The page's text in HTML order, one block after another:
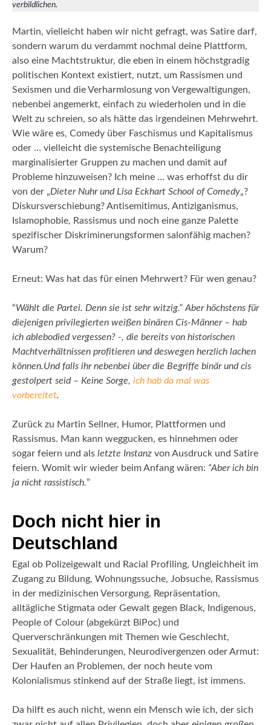
verbildlichen.
Martin, vielleicht haben wir nicht gefragt, was Satire darf,
sondern warum du verdammt nochmal deine Plattform,
also eine Machtstruktur, die eben in einem höchstgradig
politischen Kontext existiert, nutzt, um Rassismen und
Sexismen und die Verharmlosung von Vergewaltigungen,
nebenbei angemerkt, einfach zu wiederholen und in die
Welt zu schreien, so als hätte das irgendeinen Mehrwehrt.
Wie wäre es, Comedy über Faschismus und Kapitalismus
oder … vielleicht die systemische Benachteiligung
marginalisierter Gruppen zu machen und damit auf
Probleme hinzuweisen? Ich meine … was erhoffst du dir
von der „Dieter Nuhr und Lisa Eckhart School of Comedy„?
Diskursverschiebung? Antisemitimus, Antiziganismus,
Islamophobie, Rassismus und noch eine ganze Palette
spezifischer Diskriminerungsformen salonfähig machen?
Warum?
Erneut: Was hat das für einen Mehrwert? Für wen genau?
“Wählt die Partei. Denn sie ist sehr witzig.” Aber höchstens für
diejenigen privilegierten weißen binären Cis-Männer – hab
ich ablebodied vergessen? -, die bereits von historischen
Machtverhältnissen profitieren und deswegen herzlich lachen
können.Und falls ihr nebenbei über die Begriffe binär und cis
gestolpert seid – Keine Sorge, ich hab da mal was
vorbereitet.
Zurück zu Martin Sellner, Humor, Plattformen und
Rassismus. Man kann weggucken, es hinnehmen oder
sogar feiern und als letzte Instanz von Ausdruck und Satire
feiern. Womit wir wieder beim Anfang wären: “Aber ich bin
ja nicht rassistisch.”
Doch nicht hier in
Deutschland
Egal ob Polizeigewalt und Racial Profiling, Ungleichheit im
Zugang zu Bildung, Wohnungssuche, Jobsuche, Rassismus
in der medizinischen Versorgung, Repräsentation,
alltägliche Stigmata oder Gewalt gegen Black, Indigenous,
People of Colour (abgekürzt BiPoc) und
Querverschränkungen mit Themen wie Geschlecht,
Sexualität, Behinderungen, Neurodivergenzen oder Armut:
Der Haufen an Problemen, der noch heute vom
Kolonialismus stinkend auf der Straße liegt, ist immens.
Da hilft es auch nicht, wenn ein Mensch wie ich, der sich